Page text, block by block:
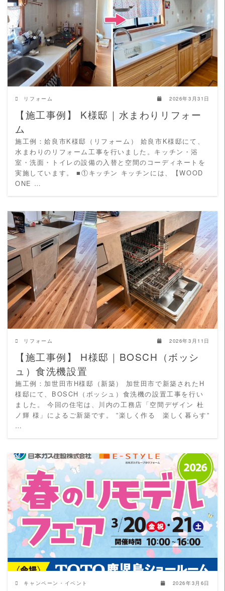
READ MORE
リフォーム 2026年3月31日
【施工事例】 K様邸｜水まわりリフォー
ム
施工例：姶良市K様邸（リフォーム） 姶良市K様邸にて、
水まわりのリフォーム工事を行いました。キッチン・浴
室・洗面・トイレの設備の入替と空間のコーディネートを
実施しています。 ■①キッチン キッチンには、【WOOD
ONE …
READ MORE
リフォーム 2026年3月11日
【施工事例】 H様邸｜BOSCH（ボッシ
ュ）食洗機設置
施工例：加世田市H様邸（新築） 加世田市で新築されたH
様邸にて、BOSCH（ボッシュ）食洗機の設置工事を行い
ました。 今回の住宅は、川内の工務店「空間デザイン 杜
ノ輝 様」によるご新築です。 ”楽しく作る 楽しく暮らす”
…
READ MORE
キャンペーン・イベント 2026年3月6日